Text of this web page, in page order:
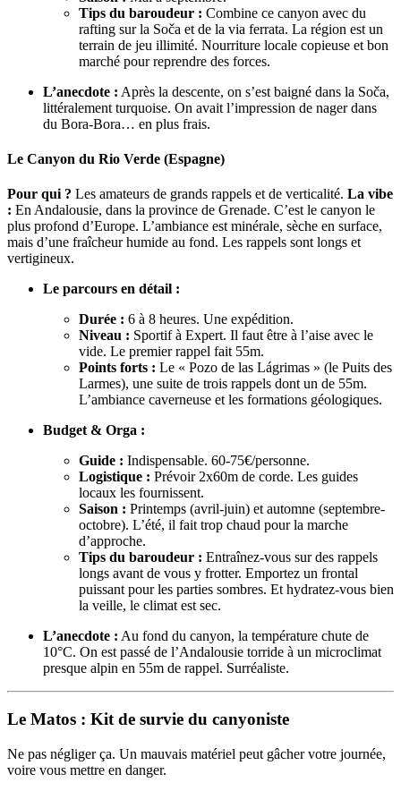
Tips du baroudeur : Combine ce canyon avec du
rafting sur la Soča et de la via ferrata. La région est un
terrain de jeu illimité. Nourriture locale copieuse et bon
marché pour reprendre des forces.
L’anecdote : Après la descente, on s’est baigné dans la Soča,
littéralement turquoise. On avait l’impression de nager dans
du Bora-Bora… en plus frais.
Le Canyon du Rio Verde (Espagne)
Pour qui ? Les amateurs de grands rappels et de verticalité. La vibe
: En Andalousie, dans la province de Grenade. C’est le canyon le
plus profond d’Europe. L’ambiance est minérale, sèche en surface,
mais d’une fraîcheur humide au fond. Les rappels sont longs et
vertigineux.
Le parcours en détail :
Durée : 6 à 8 heures. Une expédition.
Niveau : Sportif à Expert. Il faut être à l’aise avec le
vide. Le premier rappel fait 55m.
Points forts : Le « Pozo de las Lágrimas » (le Puits des
Larmes), une suite de trois rappels dont un de 55m.
L’ambiance caverneuse et les formations géologiques.
Budget & Orga :
Guide : Indispensable. 60-75€/personne.
Logistique : Prévoir 2x60m de corde. Les guides
locaux les fournissent.
Saison : Printemps (avril-juin) et automne (septembre-
octobre). L’été, il fait trop chaud pour la marche
d’approche.
Tips du baroudeur : Entraînez-vous sur des rappels
longs avant de vous y frotter. Emportez un frontal
puissant pour les parties sombres. Et hydratez-vous bien
la veille, le climat est sec.
L’anecdote : Au fond du canyon, la température chute de
10°C. On est passé de l’Andalousie torride à un microclimat
presque alpin en 55m de rappel. Surréaliste.
Le Matos : Kit de survie du canyoniste
Ne pas négliger ça. Un mauvais matériel peut gâcher votre journée,
voire vous mettre en danger.